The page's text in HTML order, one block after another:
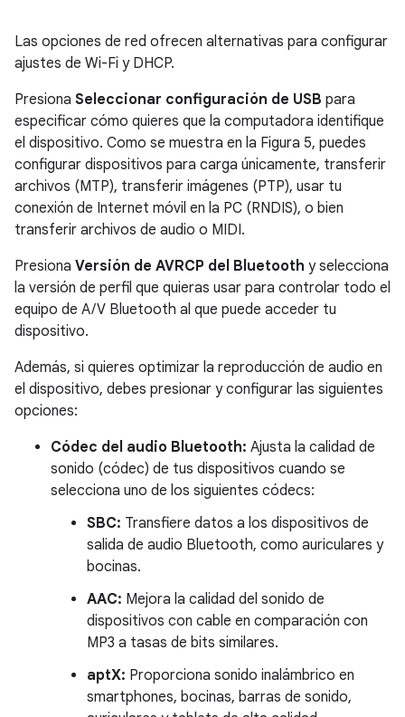
Las opciones de red ofrecen alternativas para configurar
ajustes de Wi-Fi y DHCP.
Presiona Seleccionar configuración de USB para
especificar cómo quieres que la computadora identifique
el dispositivo. Como se muestra en la Figura 5, puedes
configurar dispositivos para carga únicamente, transferir
archivos (MTP), transferir imágenes (PTP), usar tu
conexión de Internet móvil en la PC (RNDIS), o bien
transferir archivos de audio o MIDI.
Presiona Versión de AVRCP del Bluetooth y selecciona
la versión de perfil que quieras usar para controlar todo el
equipo de A/V Bluetooth al que puede acceder tu
dispositivo.
Además, si quieres optimizar la reproducción de audio en
el dispositivo, debes presionar y configurar las siguientes
opciones:
Códec del audio Bluetooth: Ajusta la calidad de
sonido (códec) de tus dispositivos cuando se
selecciona uno de los siguientes códecs:
SBC: Transfiere datos a los dispositivos de
salida de audio Bluetooth, como auriculares y
bocinas.
AAC: Mejora la calidad del sonido de
dispositivos con cable en comparación con
MP3 a tasas de bits similares.
aptX: Proporciona sonido inalámbrico en
smartphones, bocinas, barras de sonido,